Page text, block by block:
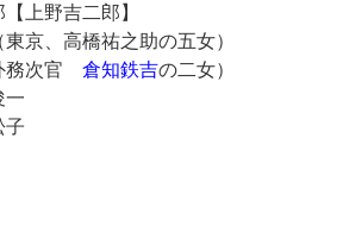
上野吉二郎】
、高橋祐之助の五女）
務次官 倉知鉄吉の二女）